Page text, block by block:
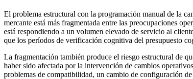
El problema estructural con la programación manual de la
mercante está más fragmentada entre las preocupaciones
está respondiendo a un volumen elevado de servicio al
que los períodos de verificación cognitiva del presupuesto
La fragmentación también produce el riesgo estructural de
haber sido afectada por la intervención de cambios
problemas de compatibilidad, un cambio de configuración